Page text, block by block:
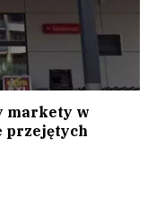
markety w
przejętych